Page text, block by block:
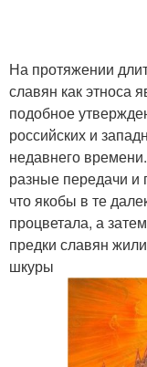
На протяжении
славян как этноса
подобное
российских и
недавнего
разные передачи и
что якобы в те
процветала, а
предки славян
шкуры